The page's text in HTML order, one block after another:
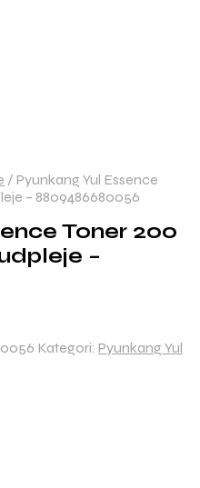
/ Pyunkang Yul Essence
– 8809486680056
Toner 200
–
Kategori: Pyunkang Yul